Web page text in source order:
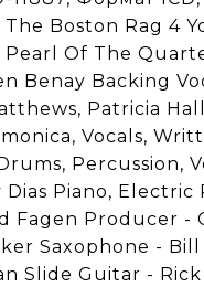
Boston Rag 4
Pearl Of The
Benay Backing
Patricia
Vocals,
Percussion,
Piano, Electric
Fagen Producer -
Saxophone -
Slide Guitar -